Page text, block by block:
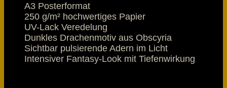
A3 Posterformat
250 g/m² hochwertiges Papier
UV-Lack Veredelung
Dunkles Drachenmotiv aus Obscyria
Sichtbar pulsierende Adern im Licht
Intensiver Fantasy-Look mit Tiefenwirkung